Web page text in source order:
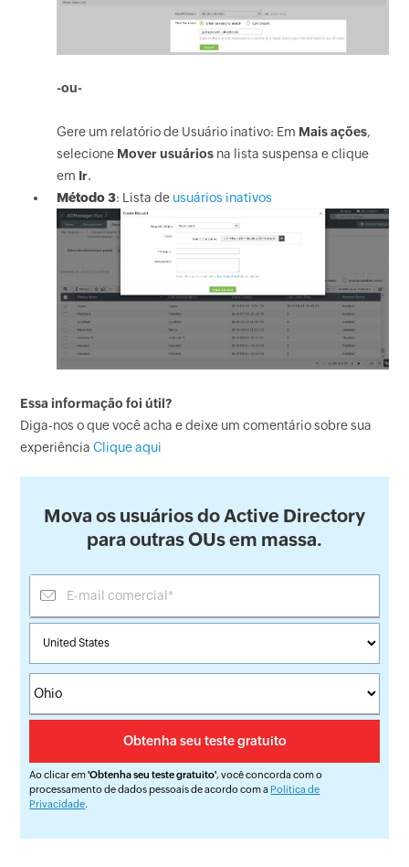
-ou-
Gere um relatório de Usuário inativo: Em Mais ações,
selecione Mover usuários na lista suspensa e clique
em Ir.
Método 3: Lista de usuários inativos
Essa informação foi útil?
Diga-nos o que você acha e deixe um comentário sobre sua
experiênciaClique aqui
Mova os usuários do Active Directory
para outras OUs em massa.
Ao clicar em'Obtenha seu teste gratuito', você concorda com o
processamento de dados pessoais de acordo com a Política de
Privacidade